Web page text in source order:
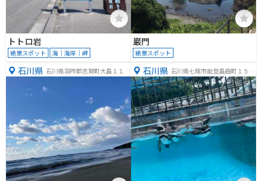
トトロ岩
絶景スポット 海｜海岸｜岬
巌門
絶景スポット
石川県 石川県羽咋郡志賀町大島１１
石川県 石川県七尾市能登島曲町１５
−４０